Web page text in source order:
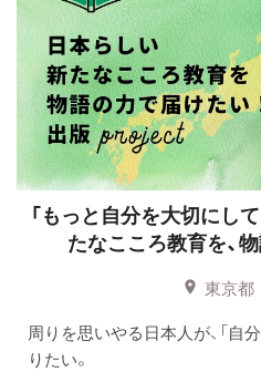
「もっと自分を大切にして
たなこころ教育を、
東京都
周りを思いやる日本人が、「自
りたい。